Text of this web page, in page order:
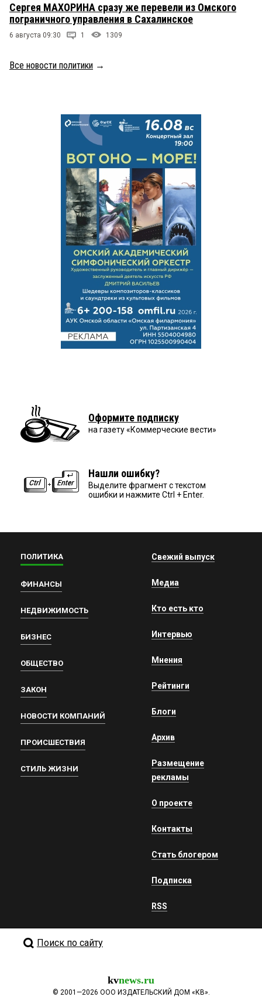
Сергея МАХОРИНА сразу же перевели из Омского
пограничного управления в Сахалинское
6 августа 09:30 1 1309
Все новости политики →
Оформите подписку
на газету «Коммерческие вести»
Нашли ошибку?
Выделите фрагмент с текстом
ошибки и нажмите Ctrl + Enter.
ПОЛИТИКА
ФИНАНСЫ
НЕДВИЖИМОСТЬ
БИЗНЕС
ОБЩЕСТВО
ЗАКОН
НОВОСТИ КОМПАНИЙ
ПРОИСШЕСТВИЯ
СТИЛЬ ЖИЗНИ
Свежий выпуск
Медиа
Кто есть кто
Интервью
Мнения
Рейтинги
Блоги
Архив
Размещение
рекламы
О проекте
Контакты
Стать блогером
Подписка
RSS
Поиск по сайту
kvnews.ru
© 2001—2026 ООО ИЗДАТЕЛЬСКИЙ ДОМ «КВ».